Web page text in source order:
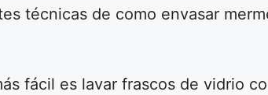
técnicas de como envasar
fácil es lavar frascos de vidrio